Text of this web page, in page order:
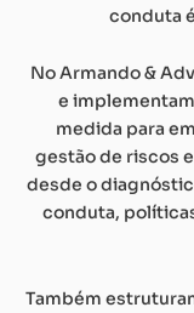
conduta
No Armando &
e
medida para
gestão de riscos
desde o
conduta,
Também